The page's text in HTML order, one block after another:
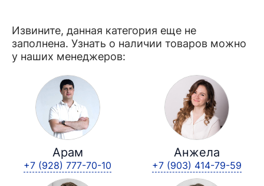
Извините, данная категория еще не
заполнена. Узнать о наличии товаров можно
у наших менеджеров:
Арам
+7 (928) 777-70-10
Анжела
+7 (903) 414-79-59